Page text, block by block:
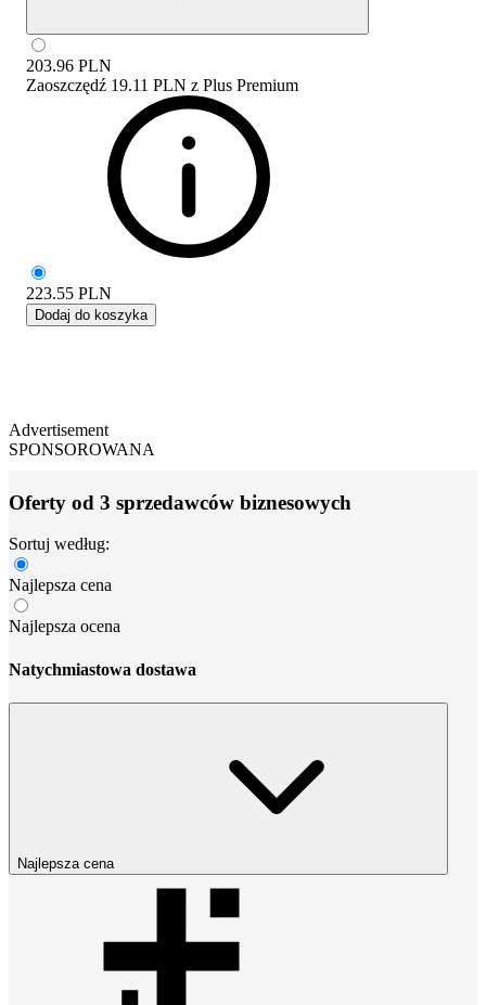
203.96 PLN
Zaoszczędź 19.11 PLN z Plus Premium
223.55 PLN
Dodaj do koszyka
Advertisement
SPONSOROWANA
Oferty od 3 sprzedawców biznesowych
Sortuj według:
Najlepsza cena
Najlepsza ocena
Natychmiastowa dostawa
Najlepsza cena